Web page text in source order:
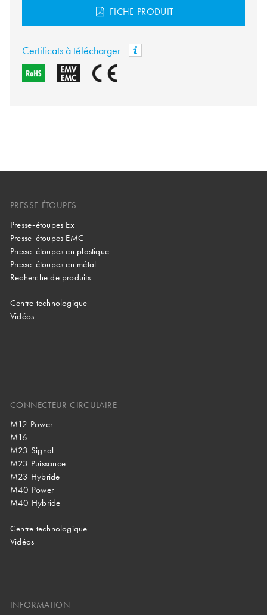
FICHE PRODUIT
Certificats à télécharger
PRESSE-ÉTOUPES
Presse-étoupes Ex
Presse-étoupes EMC
Presse-étoupes en plastique
Presse-étoupes en métal
Recherche de produits
Centre technologique
Vidéos
CONNECTEUR CIRCULAIRE
M12 Power
M16
M23 Signal
M23 Puissance
M23 Hybride
M40 Power
M40 Hybride
Centre technologique
Vidéos
INFORMATION